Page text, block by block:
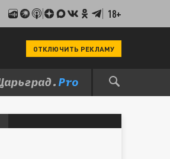
18+
ОТКЛЮЧИТЬ РЕКЛАМУ